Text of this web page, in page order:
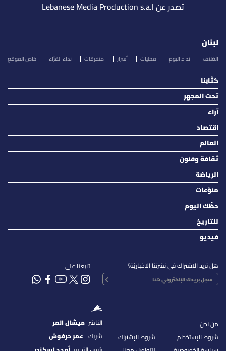
تصدر عن Lebanese Media Production s.a.l
لبنان
الغلاف نداء اليوم محليات أسرار متفرقات نداء القرّاء خاص الموقع
كتّابنا
تحت المجهر
آراء
اقتصاد
العالم
ثقافة وفنون
الرياضة
منوّعات
حظّك اليوم
للتاريخ
فيديو
هل تريد الاشتراك في نشرتنا الاخباريّة؟ تابعنا على
من نحن
شروط الإستخدام
شروط الإشتراك
الناشر ميشال المر
شريك عمر حرفوش